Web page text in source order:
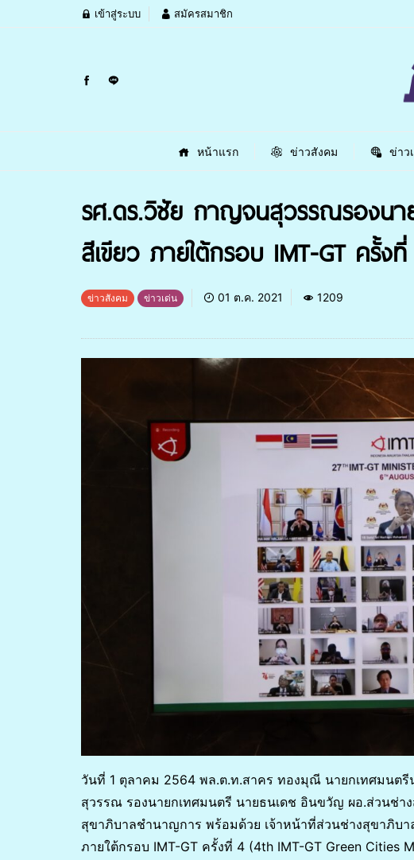
เข้าสู่ระบบ สมัครสมาชิก
หน้าแรก ข่าวสังคม ข่าว
รศ.ดร.วิชัย กาญจนสุวรรณรองนา
สีเขียว ภายใต้กรอบ IMT-GT ครั้
ข่าวสังคม ข่าวเด่น 01 ต.ค. 2021 1209
วันที่ 1 ตุลาคม 2564 พล.ต.ท.สาคร ทองมุณี นายกเทศมนต
สุวรรณ รองนายกเทศมนตรี นายธนเดช อินขวัญ ผอ.ส่วนช่า
สุขาภิบาลชำนาญการ พร้อมด้วย เจ้าหน้าที่ส่วนช่างสุขาภิบา
ภายใต้กรอบ IMT-GT ครั้งที่ 4 (4th IMT-GT Green Cities